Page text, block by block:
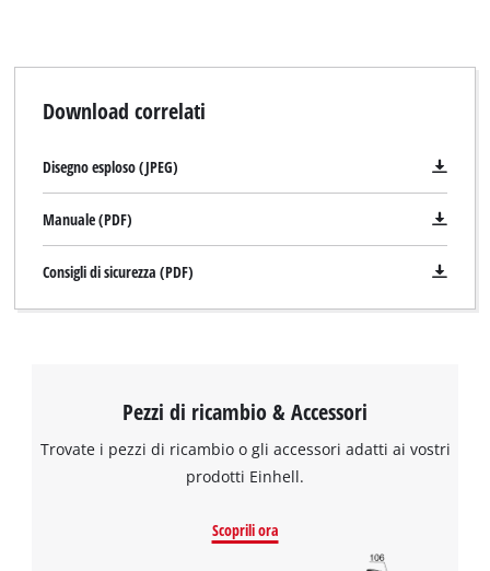
Download correlati
Disegno esploso (JPEG)
Manuale (PDF)
Consigli di sicurezza (PDF)
Pezzi di ricambio & Accessori
Trovate i pezzi di ricambio o gli accessori adatti ai vostri
prodotti Einhell.
Scoprili ora